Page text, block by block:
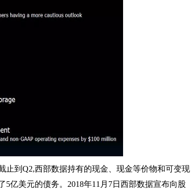
止到Q2,西部数据持有的现金、现金等价物和可变现
亿美元的债务。2018年11月7日西部数据宣布向股